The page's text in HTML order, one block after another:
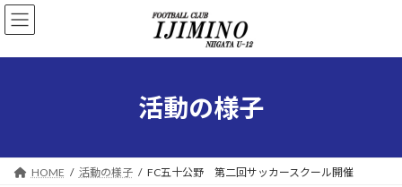
コ
ン
ン
ナ
ビ
ー
活動の様子
HOME 活動の様子 FC五十公野 第二回サッカースクール開催